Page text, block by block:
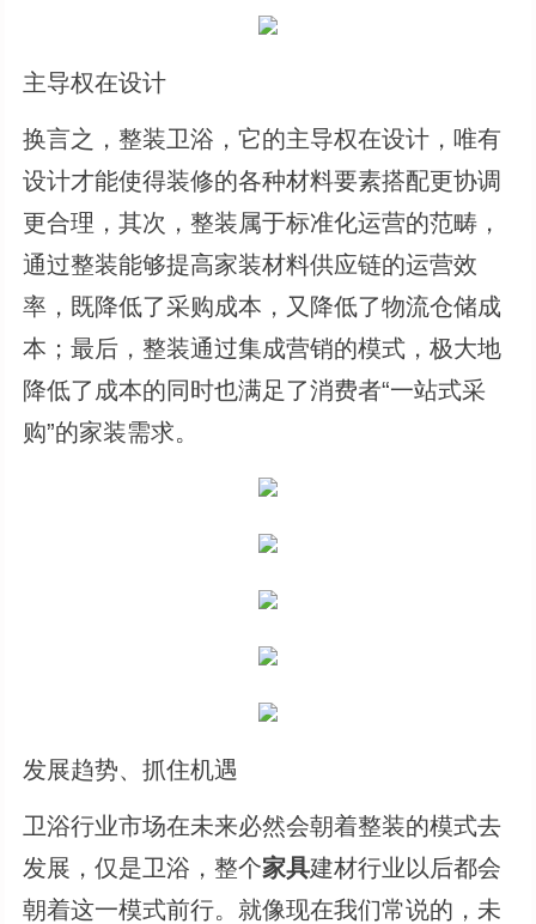
主导权在设计
换言之，整装卫浴，它的主导权在设计，唯有
设计才能使得装修的各种材料要素搭配更协调
更合理，其次，整装属于标准化运营的范畴，
通过整装能够提高家装材料供应链的运营效
率，既降低了采购成本，又降低了物流仓储成
本；最后，整装通过集成营销的模式，极大地
降低了成本的同时也满足了消费者“一站式采
购”的家装需求。
发展趋势、抓住机遇
卫浴行业市场在未来必然会朝着整装的模式去
发展，仅是卫浴，整个家具建材行业以后都会
朝着这一模式前行。就像现在我们常说的，未